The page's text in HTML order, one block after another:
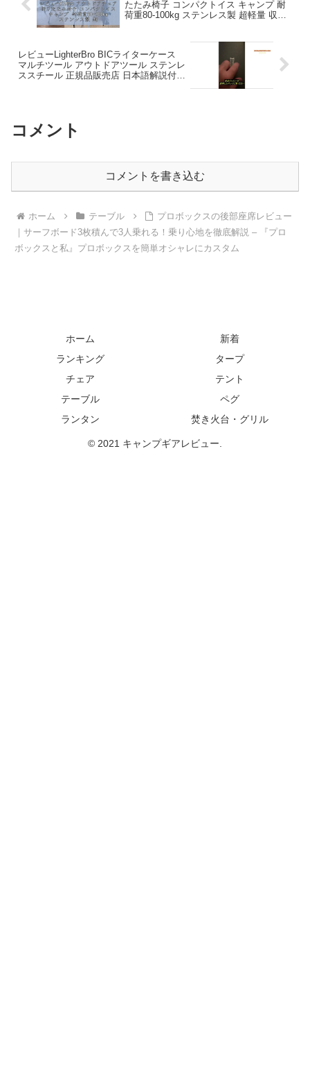
たたみ椅子 コンパクトイス キャンプ 耐
荷重80-100kg ステンレス製 超軽量 収納
レビューLighterBro BICライターケース
マルチツール アウトドアツール ステンレ
ススチール 正規品販売店 日本語解説付き
コメント
コメントを書き込む
ホーム テーブル
プロボックスの後部座席レビュー
｜サーフボード3枚積んで3人乗れる！乗り心地を徹底解説 – 『プロ
ボックスと私』プロボックスを簡単オシャレにカスタム
ホーム
新着
ランキング
タープ
チェア
テント
テーブル
ペグ
ランタン
焚き火台・グリル
© 2021 キャンプギアレビュー.